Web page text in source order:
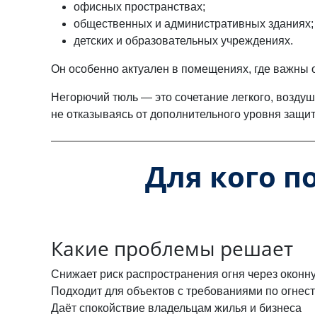
офисных пространствах;
общественных и административных зданиях;
детских и образовательных учреждениях.
Он особенно актуален в помещениях, где важны
Негорючий тюль — это сочетание легкого,
не отказываясь от дополнительного уровня
Для кого
Какие проблемы решает
Снижает риск распространения огня через
Подходит для объектов с требованиями по
Даёт спокойствие владельцам жилья и бизнеса